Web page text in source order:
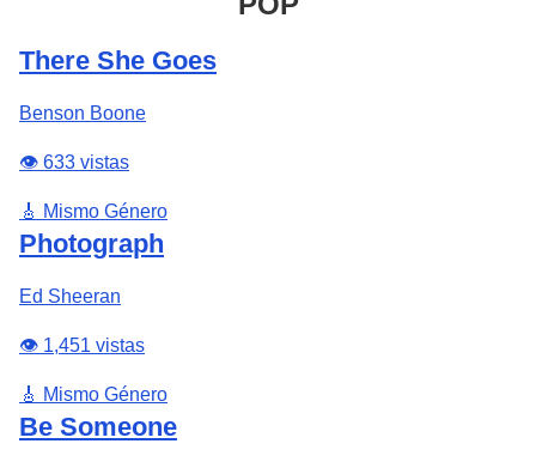
There She Goes
Benson Boone
👁️ 633 vistas
🎸 Mismo Género
Photograph
Ed Sheeran
👁️ 1,451 vistas
🎸 Mismo Género
Be Someone